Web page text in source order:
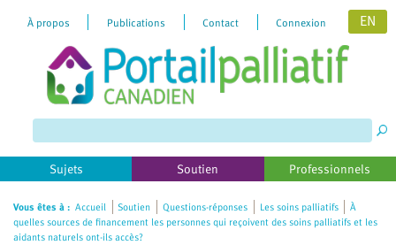
website
includes
an
accessibility
system.
À propos Publications Contact Connexion EN
Sujets Soutien Professionnels
Vous êtes à : Accueil Soutien Questions-réponses Les soins palliatifs
À
quelles sources de financement les personnes qui reçoivent des soins palliatifs et les
aidants naturels ont-ils accès?